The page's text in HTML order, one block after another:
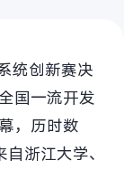
Pro
15T
统创新赛决
国一流开发
，历时数
浙江大学、